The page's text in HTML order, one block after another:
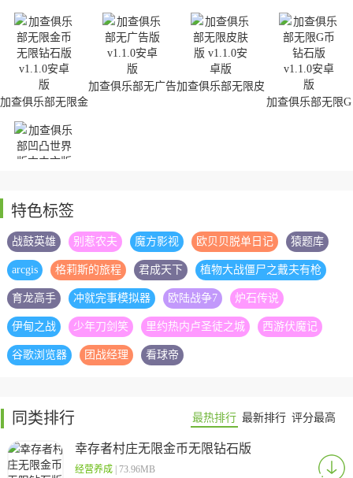
加查俱乐部无限金
加查俱乐部无广告加查俱乐部无限皮
加查俱乐部无限G
加查俱乐部凹凸世
特色标签
战鼓英雄 别惹农夫 魔方影视 欧贝贝脱单日记 猿题库
arcgis 格莉斯的旅程 君成天下 植物大战僵尸之戴夫有枪
育龙高手 冲就完事模拟器 欧陆战争7 炉石传说
伊甸之战 少年刀剑笑 里约热内卢圣徒之城 西游伏魔记
谷歌浏览器 团战经理 看球帝
同类排行 最热排行 最新排行 评分最高
幸存者村庄无限金币无限钻石版
经营养成| 73.96MB